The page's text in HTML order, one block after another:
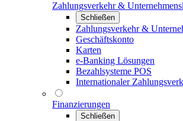
Zahlungsverkehr &
Schließen
Zahlungsverkehr &
Geschäftskonto
Karten
e-Banking Lösungen
Bezahlsysteme POS
Internationaler
Finanzierungen
Schließen